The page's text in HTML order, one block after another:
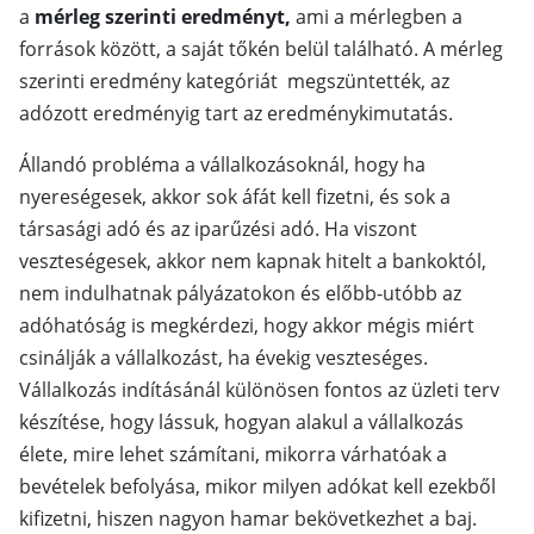
a mérleg szerinti eredményt, ami a mérlegben a
források között, a saját tőkén belül található. A mérleg
szerinti eredmény kategóriát megszüntették, az
adózott eredményig tart az eredménykimutatás.
Állandó probléma a vállalkozásoknál, hogy ha
nyereségesek, akkor sok áfát kell fizetni, és sok a
társasági adó és az iparűzési adó. Ha viszont
veszteségesek, akkor nem kapnak hitelt a bankoktól,
nem indulhatnak pályázatokon és előbb-utóbb az
adóhatóság is megkérdezi, hogy akkor mégis miért
csinálják a vállalkozást, ha évekig veszteséges.
Vállalkozás indításánál különösen fontos az üzleti terv
készítése, hogy lássuk, hogyan alakul a vállalkozás
élete, mire lehet számítani, mikorra várhatóak a
bevételek befolyása, mikor milyen adókat kell ezekből
kifizetni, hiszen nagyon hamar bekövetkezhet a baj.